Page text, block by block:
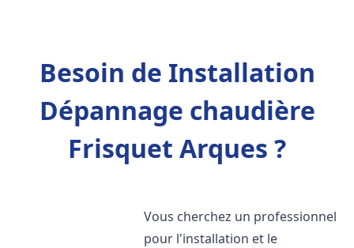
Besoin de Installation
Dépannage chaudière
Frisquet Arques ?
Vous cherchez un professionnel
pour l'installation et le